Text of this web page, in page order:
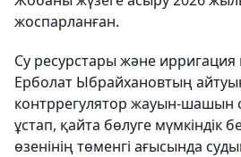
жоспарланған.
Су ресурстары және ирригация
Ерболат Ыбрайхановтың
контррегулятор жауын-шашын
ұстап, қайта бөлуге мүмкіндік
өзенінің төменгі ағысында